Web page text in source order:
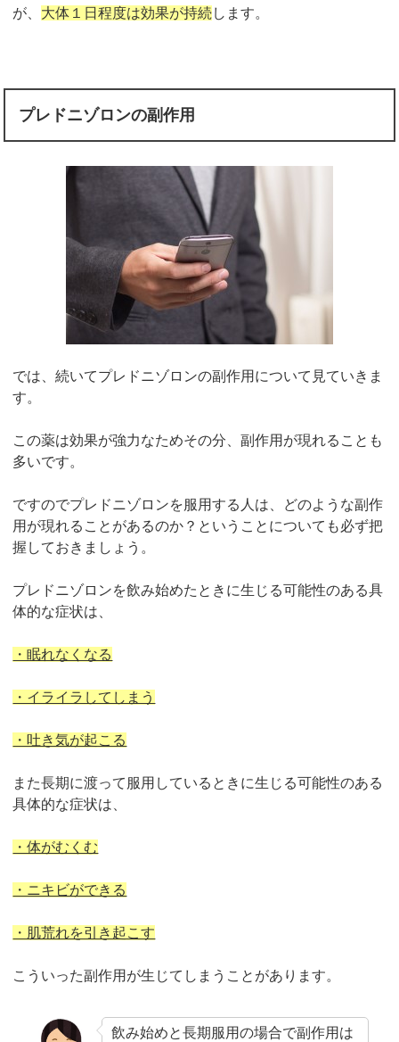
が、 大体１日程度は効果が持続します。
プレドニゾロンの副作用
では、続いてプレドニゾロンの副作用について見ていきま
す。
この薬は効果が強力なためその分、副作用が現れることも
多いです。
ですのでプレドニゾロンを服用する人は、どのような副作
用が現れることがあるのか？ということについても必ず把
握しておきましょう。
プレドニゾロンを飲み始めたときに生じる可能性のある具
体的な症状は、
・眠れなくなる
・イライラしてしまう
・吐き気が起こる
また長期に渡って服用しているときに生じる可能性のある
具体的な症状は、
・体がむくむ
・ニキビができる
・肌荒れを引き起こす
こういった副作用が生じてしまうことがあります。
飲み始めと長期服用の場合で副作用は